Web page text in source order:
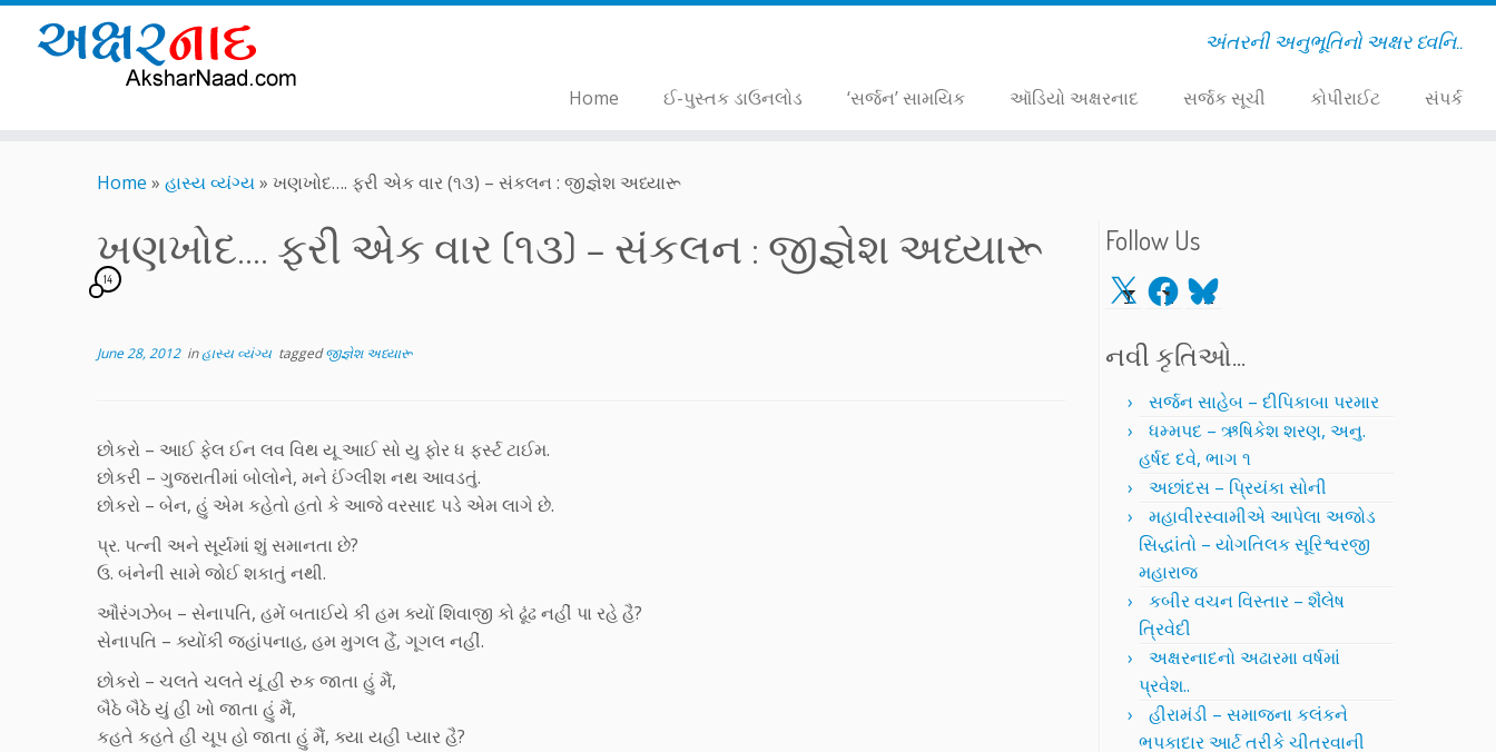
અંતરની અનુભૂતિનો અક્ષર ધ્વનિ..
Home ઈ-પુસ્તક ડાઉનલોડ ‘સર્જન’ સામયિક ઑડિયો અક્ષરનાદ સર્જક સૂચી કોપીરાઈટ સંપર્ક
Home » હાસ્ય વ્યંગ્ય» ખણખોદ…. ફરી એક વાર (૧૩) – સંકલન : જીજ્ઞેશ અધ્યારૂ
ખણખોદ…. ફરી એક વાર (૧૩) – સંકલન : જીજ્ઞેશ અધ્યારૂ
14
June 28, 2012inહાસ્ય વ્યંગ્ય taggedજીજ્ઞેશ અધ્યારૂ
છોકરો – આઈ ફેલ ઈન લવ વિથ યૂ આઈ સો યુ ફોર ધ ફર્સ્ટ ટાઈમ.
છોકરી – ગુજરાતીમાં બોલોને, મને ઈંગ્લીશ નથ આવડતું.
છોકરો – બેન, હું એમ કહેતો હતો કે આજે વરસાદ પડે એમ લાગે છે.
પ્ર. પત્ની અને સૂર્યમાં શું સમાનતા છે?
ઉ. બંનેની સામે જોઈ શકાતું નથી.
ઔરંગઝેબ – સેનાપતિ, હમેં બતાઈયે કી હમ ક્યોં શિવાજી કો ઢૂંઢ નહીં પા રહે હૈ?
સેનાપતિ – ક્યોંકી જહાંપનાહ, હમ મુગલ હૈં, ગૂગલ નહીં.
છોકરો – ચલતે ચલતે યૂં હી રુક જાતા હું મૈં,
બૈઠે બૈઠે યું હી ખો જાતા હું મૈં,
કહતે કહતે હી ચૂપ હો જાતા હું મૈં, ક્યા યહી પ્યાર હૈ?
Follow Us
X Facebook
Bluesky
નવી કૃતિઓ…
સર્જન સાહેબ – દીપિકાબા પરમાર
ધમ્મપદ – ઋષિકેશ શરણ, અનુ.
હર્ષદ દવે, ભાગ ૧
અછાંદસ – પ્રિયંકા સોની
મહાવીરસ્વામીએ આપેલા અજોડ
સિદ્ધાંતો – યોગતિલક સૂરિશ્વરજી
મહારાજ
કબીર વચન વિસ્તાર – શૈલેષ
ત્રિવેદી
અક્ષરનાદનો અઢારમા વર્ષમાં
પ્રવેશ..
હીરામંડી – સમાજના કલંકને
ભપકાદાર આર્ટ તરીકે ચીતરવાની